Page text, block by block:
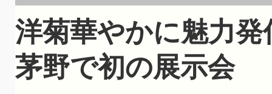
洋菊華やかに魅力
茅野で初の展示会